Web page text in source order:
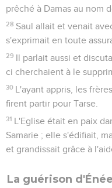
prêché à Damas au nom
28 Saul allait et venait
s'exprimait en toute
29 Il parlait aussi et
ci cherchaient à le
30 L'ayant appris, les
firent partir pour Tarse.
31 L'Eglise était en paix
Samarie ; elle s'édifiait,
et grandissait grâce à
La guérison d'Énée